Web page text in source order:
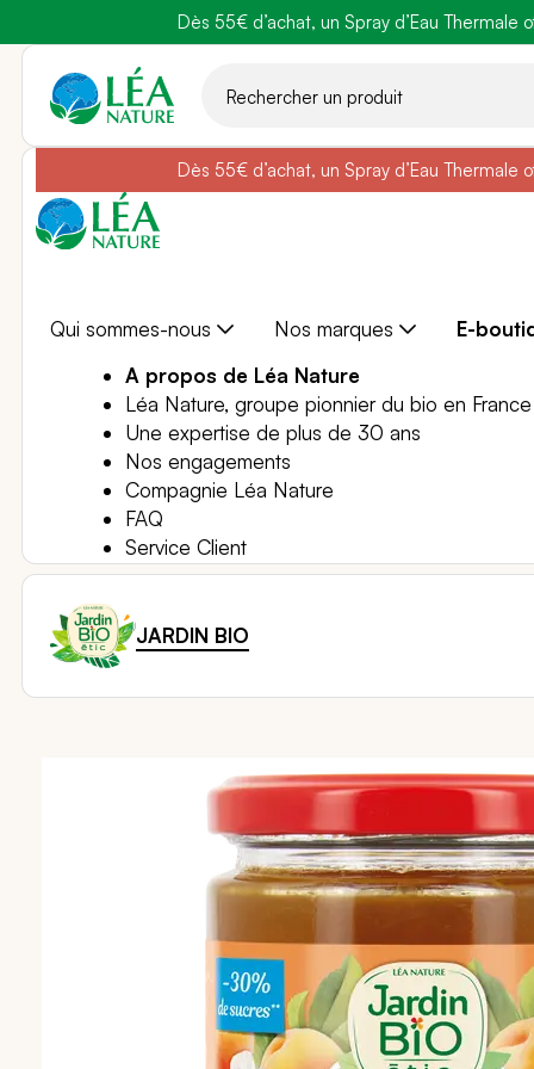
Belle
Dès 55€ d’achat, un Spray d’Eau
Aller
contenu
Belle
Dès 55€ d’achat, un Spray d’Eau
Qui sommes-nous Nos marques E-
A propos de Léa Nature
Léa Nature, groupe pionnier du bio en France
Une expertise de plus de 30 ans
Nos engagements
Compagnie Léa Nature
FAQ
Service Client
JARDIN BIO